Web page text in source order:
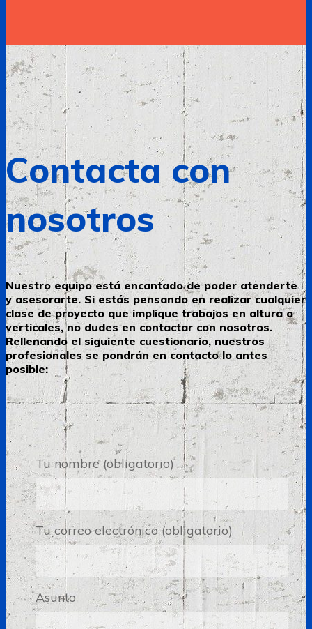
Contacta con
nosotros
Nuestro equipo está encantado de poder atenderte
y asesorarte. Si estás pensando en realizar cualquier
clase de proyecto que implique trabajos en altura o
verticales, no dudes en contactar con nosotros.
Rellenando el siguiente cuestionario, nuestros
profesionales se pondrán en contacto lo antes
posible:
Tu nombre (obligatorio)
Tu correo electrónico (obligatorio)
Asunto